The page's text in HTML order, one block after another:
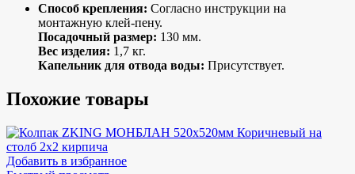
Способ крепления: Согласно инструкции на
монтажную клей-пену.
Посадочный размер: 130 мм.
Вес изделия: 1,7 кг.
Капельник для отвода воды: Присутствует.
Похожие товары
Добавить в избранное